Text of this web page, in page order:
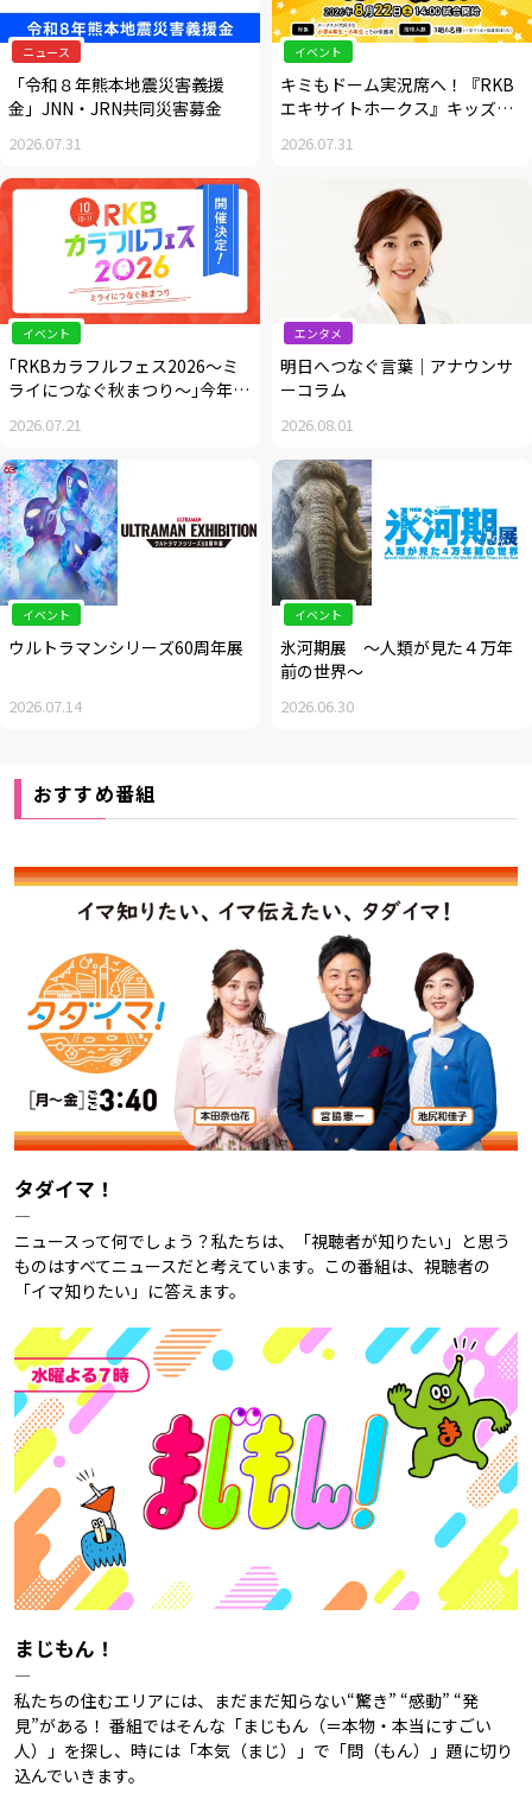
ニュース
「令和８年熊本地震災害義援
金」JNN・JRN共同災害募金
2026.07.31
イベント
キミもドーム実況席へ！『RKB
エキサイトホークス』キッズ応
2026.07.31
イベント
｢RKBカラフルフェス2026～ミ
ライにつなぐ秋まつり～｣今年も
2026.07.21
エンタメ
明日へつなぐ言葉｜アナウンサ
ーコラム
2026.08.01
イベント
ウルトラマンシリーズ60周年展
2026.07.14
イベント
氷河期展 ～人類が見た４万年
前の世界～
2026.06.30
おすすめ番組
タダイマ！
―
ニュースって何でしょう？私たちは、「視聴者が知りたい」と思う
ものはすべてニュースだと考えています。この番組は、視聴者の
「イマ知りたい」に答えます。
まじもん！
―
私たちの住むエリアには、まだまだ知らない“驚き” “感動” “発
見”がある！ 番組ではそんな「まじもん（＝本物・本当にすごい
人）」を探し、時には「本気（まじ）」で「問（もん）」題に切り
込んでいきます。